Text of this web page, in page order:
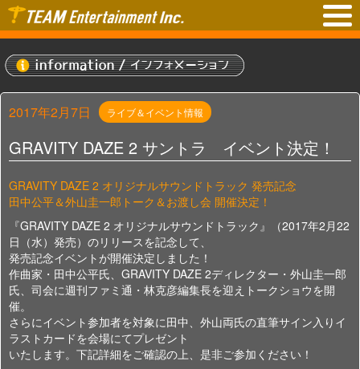
2017年2月7日 ライブ＆イベント情報
GRAVITY DAZE 2 サントラ イベント決定！
GRAVITY DAZE 2 オリジナルサウンドトラック 発売記念
田中公平＆外山圭一郎トーク＆お渡し会 開催決定！
『GRAVITY DAZE 2 オリジナルサウンドトラック』（2017年2月22
日（水）発売）のリリースを記念して、
発売記念イベントが開催決定しました！
作曲家・田中公平氏、GRAVITY DAZE 2ディレクター・外山圭一郎
氏、司会に週刊ファミ通・林克彦編集長を迎えトークショウを開
催。
さらにイベント参加者を対象に田中、外山両氏の直筆サイン入りイ
ラストカードを会場にてプレゼント
いたします。下記詳細をご確認の上、是非ご参加ください！